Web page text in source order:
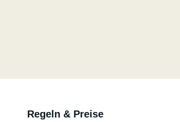
Regeln & Preise